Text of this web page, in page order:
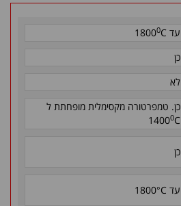
עד C
18000
כן
לא
כן. טמפרטורה מקסימלית מופחתת ל
C
14000
כן
עד 1800°C